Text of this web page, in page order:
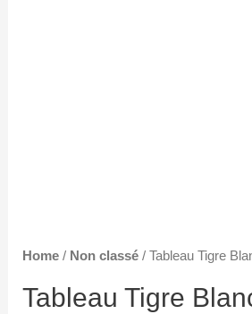
Home / Non classé / Tableau Tigre
Tableau Tigre